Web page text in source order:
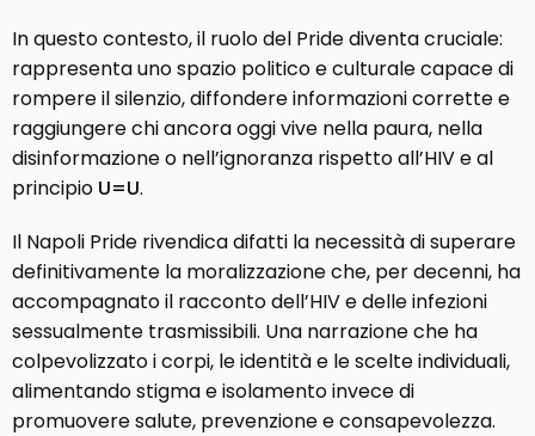
In questo contesto, il ruolo del Pride diventa cruciale:
rappresenta uno spazio politico e culturale capace di
rompere il silenzio, diffondere informazioni corrette e
raggiungere chi ancora oggi vive nella paura, nella
disinformazione o nell’ignoranza rispetto all’HIV e al
principio U=U.
Il Napoli Pride rivendica difatti la necessità di superare
definitivamente la moralizzazione che, per decenni, ha
accompagnato il racconto dell’HIV e delle infezioni
sessualmente trasmissibili. Una narrazione che ha
colpevolizzato i corpi, le identità e le scelte individuali,
alimentando stigma e isolamento invece di
promuovere salute, prevenzione e consapevolezza.